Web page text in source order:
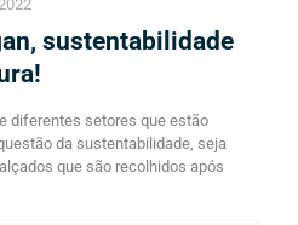
sustentabilidade
diferentes setores que estão
da sustentabilidade, seja
que são recolhidos após